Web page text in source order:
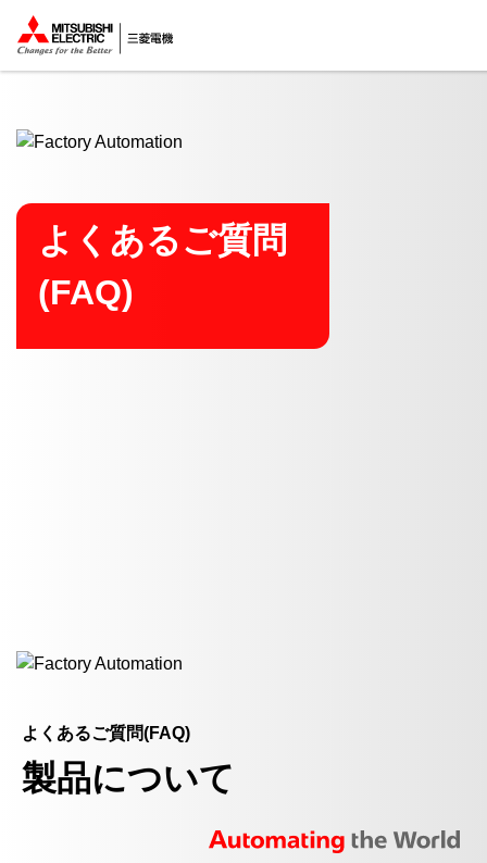
ここから本文
よくあるご質問
(FAQ)
よくあるご質問(FAQ)
製品について